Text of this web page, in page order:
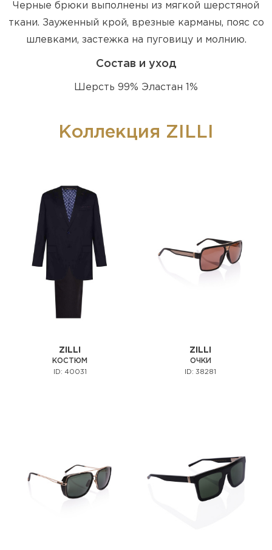
Черные брюки выполнены из мягкой шерстяной
ткани. Зауженный крой, врезные карманы, пояс со
шлевками, застежка на пуговицу и молнию.
Состав и уход
Шерсть 99% Эластан 1%
Коллекция ZILLI
ZILLI
КОСТЮМ
ID: 40031
ZILLI
ОЧКИ
ID: 38281